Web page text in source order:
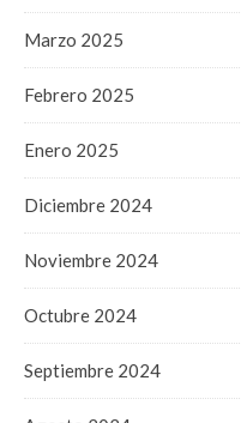
Marzo 2025
Febrero 2025
Enero 2025
Diciembre 2024
Noviembre 2024
Octubre 2024
Septiembre 2024